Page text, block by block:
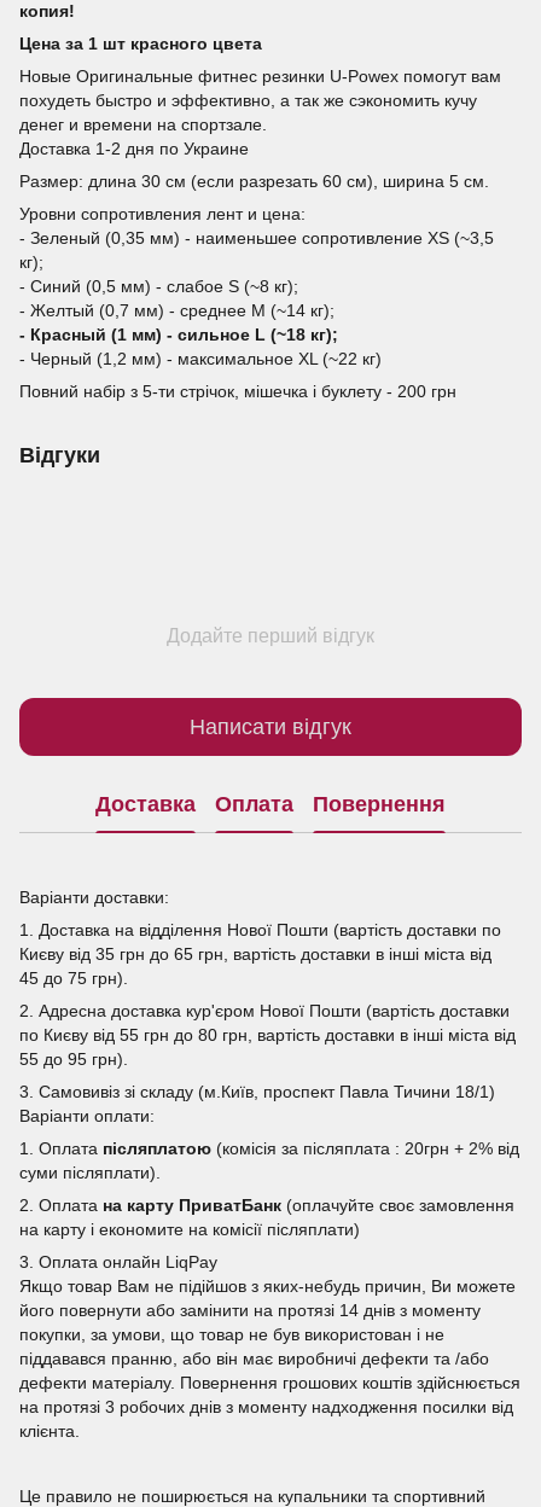
копия!
Цена за 1 шт красного цвета
Новые Оригинальные фитнес резинки U-Powex помогут вам
похудеть быстро и эффективно, а так же сэкономить кучу
денег и времени на спортзале.
Доставка 1-2 дня по Украине
Размер: длина 30 см (если разрезать 60 см), ширина 5 см.
Уровни сопротивления лент и цена:
- Зеленый (0,35 мм) - наименьшее сопротивление XS (~3,5
кг);
- Синий (0,5 мм) - слабое S (~8 кг);
- Желтый (0,7 мм) - среднее M (~14 кг);
- Красный (1 мм) - сильное L (~18 кг);
- Черный (1,2 мм) - максимальное XL (~22 кг)
Повний набір з 5-ти стрічок, мішечка і буклету - 200 грн
Відгуки
Додайте перший відгук
Написати відгук
Доставка Оплата Повернення
Варіанти доставки:
1. Доставка на відділення Нової Пошти (вартість доставки по
Києву від 35 грн до 65 грн, вартість доставки в інші міста від
45 до 75 грн).
2. Адресна доставка кур'єром Нової Пошти (вартість доставки
по Києву від 55 грн до 80 грн, вартість доставки в інші міста від
55 до 95 грн).
3. Самовивіз зі складу (м.Київ, проспект Павла Тичини 18/1)
Варіанти оплати:
1. Оплата післяплатою (комісія за післяплата : 20грн + 2% від
суми післяплати).
2. Оплата на карту ПриватБанк (оплачуйте своє замовлення
на карту і економите на комісії післяплати)
3. Оплата онлайн LiqPay
Якщо товар Вам не підійшов з яких-небудь причин, Ви можете
його повернути або замінити на протязі 14 днів з моменту
покупки, за умови, що товар не був використован і не
піддавався пранню, або він має виробничі дефекти та /або
дефекти матеріалу. Повернення грошових коштів здійснюється
на протязі 3 робочих днів з моменту надходження посилки від
клієнта.
Це правило не поширюється на купальники та спортивний